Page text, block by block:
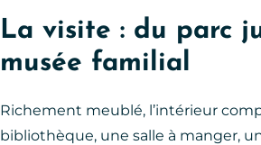
La visite : du parc
musée familial
Richement meublé, l’intérieur
bibliothèque, une salle à manger,